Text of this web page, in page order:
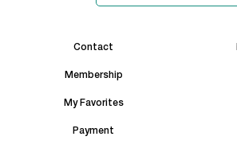
Contact
Membership
My Favorites
Payment